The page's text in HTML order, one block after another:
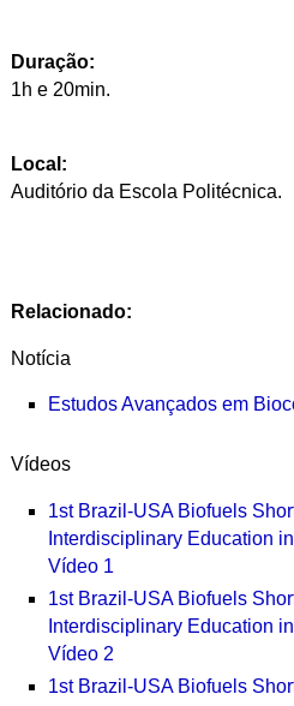
Duração:
1h e 20min.
Local:
Auditório da Escola Politécnica.
Relacionado:
Notícia
Estudos Avançados em
Vídeos
1st Brazil-USA Biofuels
Interdisciplinary Education
Vídeo 1
1st Brazil-USA Biofuels
Interdisciplinary Education
Vídeo 2
1st Brazil-USA Biofuels